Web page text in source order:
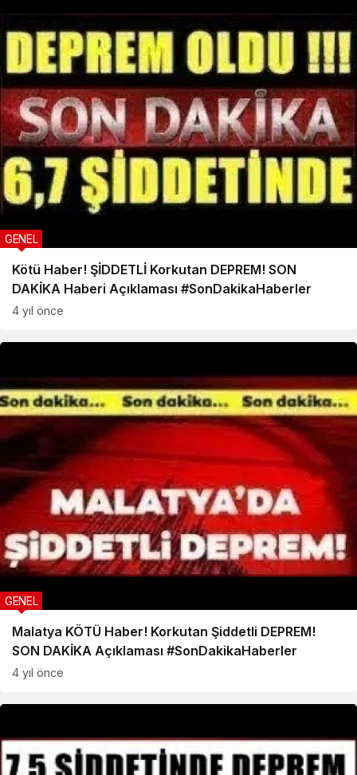
Kötü Haber! ŞİDDETLİ Korkutan DEPREM! SON
DAKİKA Haberi Açıklaması #SonDakikaHaberler
GENEL
4 yıl önce
Malatya KÖTÜ Haber! Korkutan Şiddetli DEPREM!
SON DAKİKA Açıklaması #SonDakikaHaberler
GENEL
4 yıl önce